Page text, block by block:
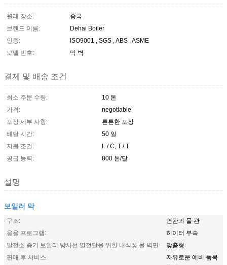
원래 장소:
중국
브랜드 이름:
Dehai Boiler
인증:
ISO9001 , SGS , ABS , ASME
모델 번호:
막 벽
결제 및 배송 조건
최소 주문 수량:
10 톤
가격:
negotiable
포장 세부 사항:
튼튼한 포장
배달 시간:
50 일
지불 조건:
L / C, T / T
공급 능력:
800 톤/달
설명
보일러 막
구조:
연관과 물 관
응용 프로그램:
히이터 부속
발전소 증기 보일러 방사선 열전달을 위한 내식성 물 벽면:
맞춤형
판매 후 서비스:
자유로운 예비 품목